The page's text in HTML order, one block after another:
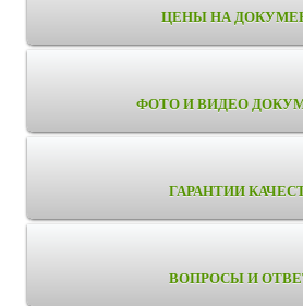
ЦЕНЫ НА
ФОТО И ВИДЕО
ГАРАНТИИ
ВОПРОСЫ И